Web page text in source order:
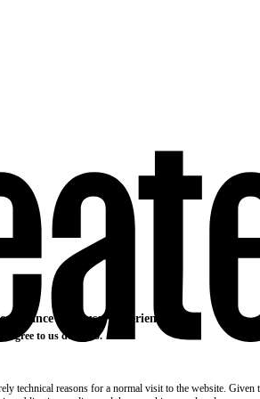
enhance your user experience
agree to us doing so.
technical reasons for a normal visit to the website. Given